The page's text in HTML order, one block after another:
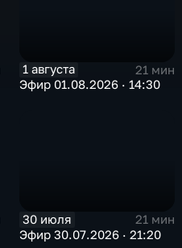
1 августа
21 мин
Эфир 01.08.2026 · 14:30
30 июля
21 мин
Эфир 30.07.2026 · 21:20